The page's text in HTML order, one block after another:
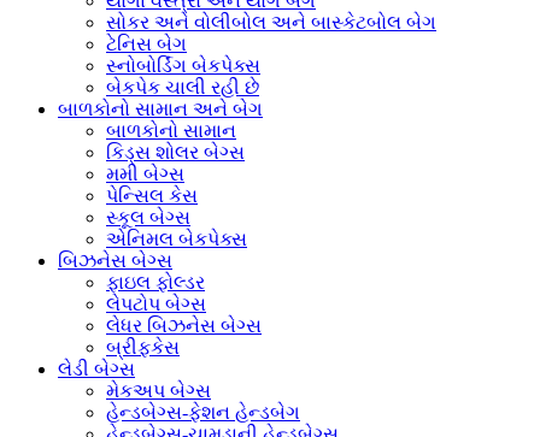
સોકર અને વોલીબોલ અને બાસ્કેટબોલ બેગ
ટેનિસ બેગ
સ્નોબોર્ડિંગ બેકપેક્સ
બેકપેક ચાલી રહી છે
બાળકોનો સામાન અને બેગ
બાળકોનો સામાન
કિડ્સ શોલર બેગ્સ
મમી બેગ્સ
પેન્સિલ કેસ
સ્કૂલ બેગ્સ
એનિમલ બેકપેક્સ
બિઝનેસ બેગ્સ
ફાઇલ ફોલ્ડર
લેપટોપ બેગ્સ
લેધર બિઝનેસ બેગ્સ
બ્રીફકેસ
લેડી બેગ્સ
મેકઅપ બેગ્સ
હેન્ડબેગ્સ-ફેશન હેન્ડબેગ